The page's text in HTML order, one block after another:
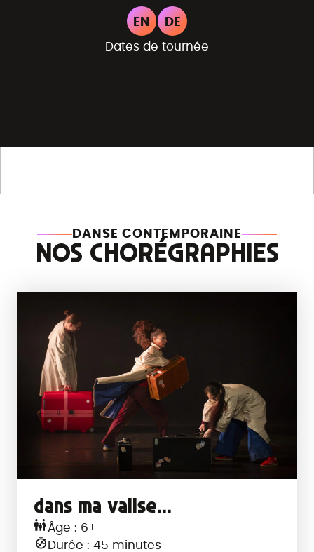
DANSE CONTEMPORAINE
NOS CHORÉGRAPHIES
Veuillez choisir :
dans ma valise...
Âge : 6+
Durée : 45 minutes
EN DE
Dates de tournée